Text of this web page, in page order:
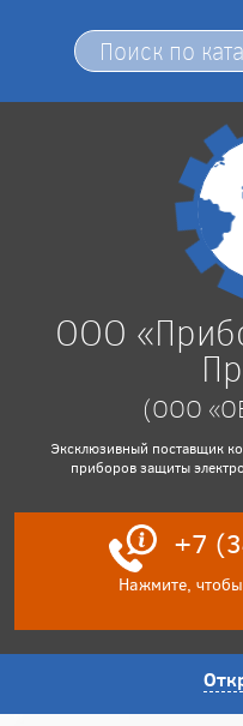
ООО
(ООО
Эксклюзивный поставщик
приборов защиты
+7
Нажмите,